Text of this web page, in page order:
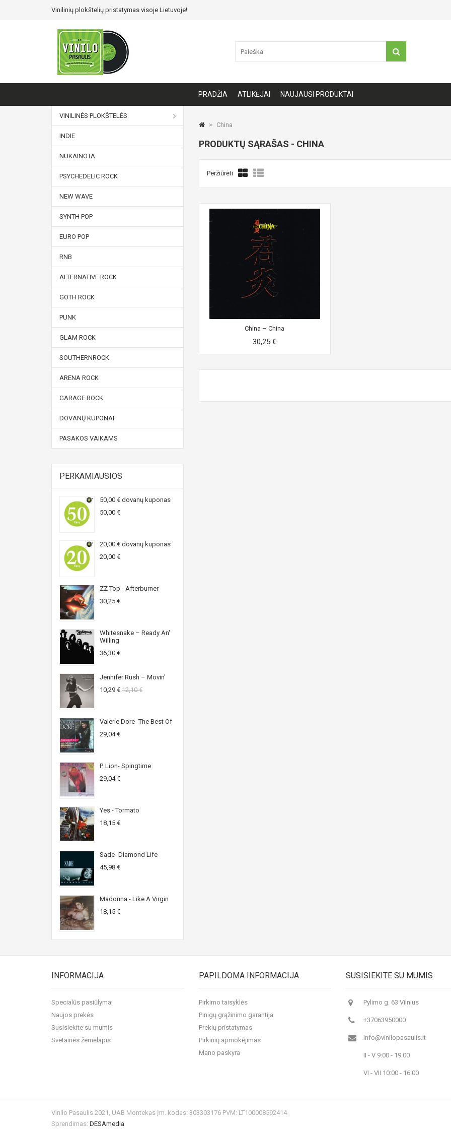
Vinilinių plokštelių pristatymas visoje Lietuvoje!
PRADŽIA ATLIKĖJAI NAUJAUSI PRODUKTAI
VINILINĖS PLOKŠTELĖS
INDIE
NUKAINOTA
PSYCHEDELIC ROCK
NEW WAVE
SYNTH POP
EURO POP
RNB
ALTERNATIVE ROCK
GOTH ROCK
PUNK
GLAM ROCK
SOUTHERNROCK
ARENA ROCK
GARAGE ROCK
DOVANŲ KUPONAI
PASAKOS VAIKAMS
PERKAMIAUSIOS
50,00 € dovanų kuponas
50,00 €
20,00 € dovanų kuponas
20,00 €
ZZ Top - Afterburner
30,25 €
Whitesnake ‎– Ready An'
Willing
36,30 €
Jennifer Rush ‎– Movin'
10,29 € 12,10 €
Valerie Dore- The Best Of
29,04 €
P. Lion- Spingtime
29,04 €
Yes - Tormato
18,15 €
Sade- Diamond Life
45,98 €
Madonna - Like A Virgin
18,15 €
> China
PRODUKTŲ SĄRAŠAS - CHINA
Peržiūrėti
China – China
30,25 €
INFORMACIJA
Specialūs pasiūlymai
Naujos prekės
Susisiekite su mumis
Svetainės žemėlapis
PAPILDOMA INFORMACIJA
Pirkimo taisyklės
Pinigų grąžinimo garantija
Prekių pristatymas
Pirkinių apmokėjimas
Mano paskyra
SUSISIEKITE SU MUMIS
Pylimo g. 63 Vilnius
+37063950000
info@vinilopasaulis.lt
II - V 9:00 - 19:00
VI - VII 10:00 - 16:00
Vinilo Pasaulis 2021, UAB Montekas Įm. kodas: 303303176 PVM: LT100008592414
Sprendimas: DESAmedia